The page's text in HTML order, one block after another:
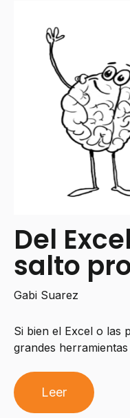
Del
salto
Gabi Suarez
Si bien el Excel o las
grandes
Leer